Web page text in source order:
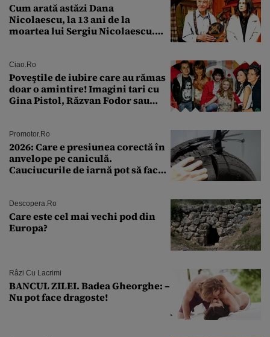
Cum arată astăzi Dana
Nicolaescu, la 13 ani de la
moartea lui Sergiu Nicolaescu.
Ciao.ro
Poveştile de iubire care au rămas
doar o amintire! Imagini tari cu
Gina Pistol, Răzvan Fodor sau
Promotor.ro
2026: Care e presiunea corectă în
anvelope pe caniculă.
Cauciucurile de iarnă pot să facă
Descopera.ro
Care este cel mai vechi pod din
Europa?
Râzi Cu Lacrimi
BANCUL ZILEI. Badea Gheorghe: –
Nu pot face dragoste!